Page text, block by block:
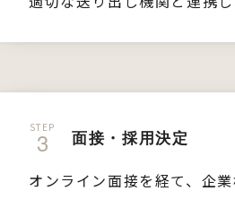
STEP
面接・採用決定
オンライン面接を経て、企